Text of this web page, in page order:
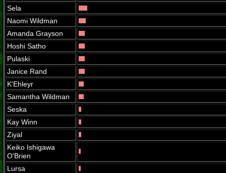
Sela
Naomi Wildman
Amanda Grayson
Hoshi Satho
Pulaski
Janice Rand
K'Ehleyr
Samantha Wildman
Seska
Kay Winn
Ziyal
Keiko Ishigawa
O'Brien
Lursa